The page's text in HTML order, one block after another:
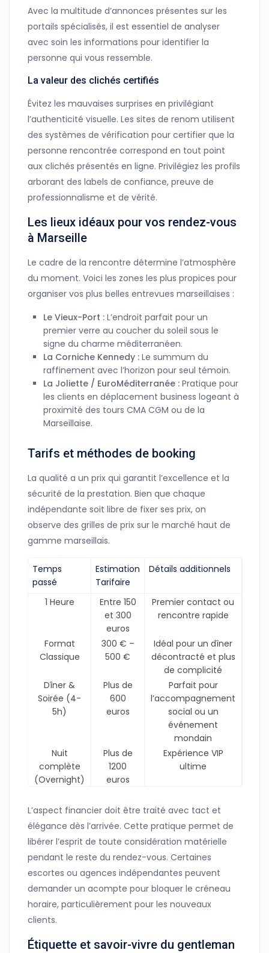
Avec la multitude d’annonces présentes sur les
portails spécialisés, il est essentiel de analyser
avec soin les informations pour identifier la
personne qui vous ressemble.
La valeur des clichés certifiés
Évitez les mauvaises surprises en privilégiant
l’authenticité visuelle. Les sites de renom utilisent
des systèmes de vérification pour certifier que la
personne rencontrée correspond en tout point
aux clichés présentés en ligne. Privilégiez les profils
arborant des labels de confiance, preuve de
professionnalisme et de vérité.
Les lieux idéaux pour vos rendez-vous
à Marseille
Le cadre de la rencontre détermine l’atmosphère
du moment. Voici les zones les plus propices pour
organiser vos plus belles entrevues marseillaises :
Le Vieux-Port : L’endroit parfait pour un
premier verre au coucher du soleil sous le
signe du charme méditerranéen.
La Corniche Kennedy : Le summum du
raffinement avec l’horizon pour seul témoin.
La Joliette / EuroMéditerranée : Pratique pour
les clients en déplacement business logeant à
proximité des tours CMA CGM ou de la
Marseillaise.
Tarifs et méthodes de booking
La qualité a un prix qui garantit l’excellence et la
sécurité de la prestation. Bien que chaque
indépendante soit libre de fixer ses prix, on
observe des grilles de prix sur le marché haut de
gamme marseillais.
Temps
passé
Estimation
Tarifaire
Détails additionnels
1 Heure
Entre 150
et 300
euros
Premier contact ou
rencontre rapide
Format
Classique
300 € –
500 €
Idéal pour un dîner
décontracté et plus
de complicité
Dîner &
Soirée (4-
5h)
Plus de
600
euros
Parfait pour
l’accompagnement
social ou un
événement
mondain
Nuit
complète
(Overnight)
Plus de
1200
euros
Expérience VIP
ultime
L’aspect financier doit être traité avec tact et
élégance dès l’arrivée. Cette pratique permet de
libérer l’esprit de toute considération matérielle
pendant le reste du rendez-vous. Certaines
escortes ou agences indépendantes peuvent
demander un acompte pour bloquer le créneau
horaire, particulièrement pour les nouveaux
clients.
Étiquette et savoir-vivre du gentleman